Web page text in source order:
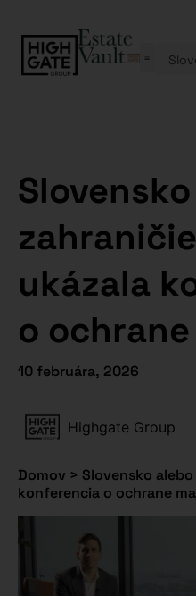
ukázala
o
10 februára, 2026
Highgate Group
Domov > Slovensko
konferencia o ochrane